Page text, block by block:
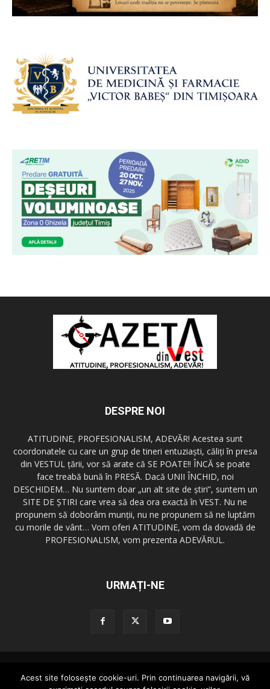
DESPRE NOI
ATITUDINE, PROFESIONALISM, ADEVĂR! Acestea sunt
coordonatele cu care un grup de tineri entuziaşti, căliţi în presa
din VESTUL ţării, vor să arate că SE POATE!! ÎNCĂ se poate
face treabă bună în PRESĂ. Dacă UNII ÎNCHID, noi
DESCHIDEM… Nu suntem doar „un alt site de ştiri”, suntem un
SITE DE ŞTIRI care vrea să dea ora exactă în VEST. Nu ne
propunem să doborâm munţii, nu ne propunem să ne luptăm
cu morile de vânt… Vom oferi ATITUDINE, vom da dovadă de
PROFESIONALISM, vom prezenta ADEVĂRUL.
URMAȚI-NE
Cod de conduita
Confidentialitatea Datelor
Trimite o stire!
Acest site foloseşte cookie-uri. Prin continuarea navigării, vă